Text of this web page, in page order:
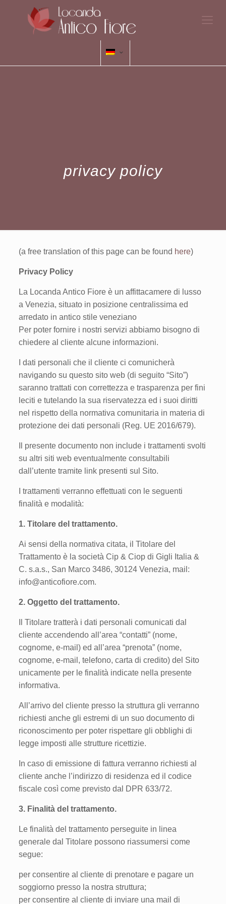
privacy policy
(a free translation of this page can be found here)
Privacy Policy
La Locanda Antico Fiore è un affittacamere di lusso
a Venezia, situato in posizione centralissima ed
arredato in antico stile veneziano
Per poter fornire i nostri servizi abbiamo bisogno di
chiedere al cliente alcune informazioni.
I dati personali che il cliente ci comunicherà
navigando su questo sito web (di seguito “Sito”)
saranno trattati con correttezza e trasparenza per fini
leciti e tutelando la sua riservatezza ed i suoi diritti
nel rispetto della normativa comunitaria in materia di
protezione dei dati personali (Reg. UE 2016/679).
Il presente documento non include i trattamenti svolti
su altri siti web eventualmente consultabili
dall’utente tramite link presenti sul Sito.
I trattamenti verranno effettuati con le seguenti
finalità e modalità:
1. Titolare del trattamento.
Ai sensi della normativa citata, il Titolare del
Trattamento è la società Cip & Ciop di Gigli Italia &
C. s.a.s., San Marco 3486, 30124 Venezia, mail:
info@anticofiore.com.
2. Oggetto del trattamento.
Il Titolare tratterà i dati personali comunicati dal
cliente accendendo all’area “contatti” (nome,
cognome, e-mail) ed all’area “prenota” (nome,
cognome, e-mail, telefono, carta di credito) del Sito
unicamente per le finalità indicate nella presente
informativa.
All’arrivo del cliente presso la struttura gli verranno
richiesti anche gli estremi di un suo documento di
riconoscimento per poter rispettare gli obblighi di
legge imposti alle strutture ricettizie.
In caso di emissione di fattura verranno richiesti al
cliente anche l’indirizzo di residenza ed il codice
fiscale così come previsto dal DPR 633/72.
3. Finalità del trattamento.
Le finalità del trattamento perseguite in linea
generale dal Titolare possono riassumersi come
segue:
per consentire al cliente di prenotare e pagare un
soggiorno presso la nostra struttura;
per consentire al cliente di inviare una mail di